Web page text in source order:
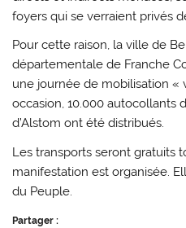
foyers qui se verraient privés
Pour cette raison, la ville de
départementale de Franche
une journée de mobilisation «
occasion, 10.000 autocollants
d’Alstom ont été distribués.
Les transports seront gratuits
manifestation est organisée.
du Peuple.
Partager :